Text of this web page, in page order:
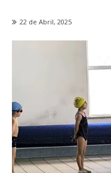
22 de Abril, 2025